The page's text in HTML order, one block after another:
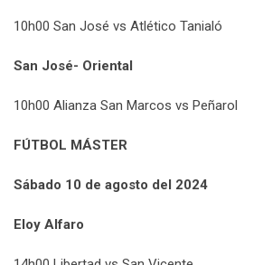
10h00 San José vs Atlético Tanialó
San José- Oriental
10h00 Alianza San Marcos vs Peñarol
FÚTBOL MÁSTER
Sábado 10 de agosto del 2024
Eloy Alfaro